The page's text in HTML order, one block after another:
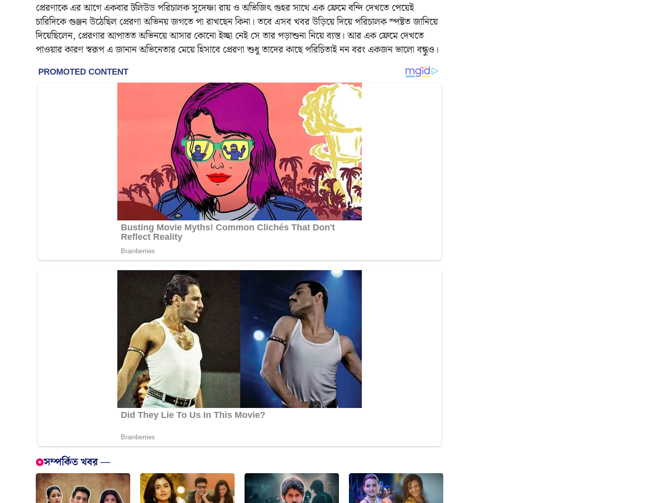
প্রেরণাকে এর আগে একবার টলিউড পরিচালক সুদেষ্ণা রায় ও অভিজিৎ গুহর সাথে এক ফ্রেমে বন্দি দেখতে পেয়েই
চারিদিকে গুঞ্জন উঠেছিল প্রেরণা অভিনয় জগতে পা রাখছেন কিনা। তবে এসব খবর উড়িয়ে দিয়ে পরিচালক স্পষ্টত জানিয়ে
দিয়েছিলেন, প্রেরণার আপাতত অভিনয়ে আসার কোনো ইচ্ছা নেই সে তার পড়াশুনা নিয়ে ব্যস্ত। আর এক ফ্রেমে দেখতে
পাওয়ার কারণ স্বরূপ এ জানান অভিনেতার মেয়ে হিসাবে প্রেরণা শুধু তাদের কাছে পরিচিতাই নন বরং একজন ভালো বন্ধুও।
সম্পর্কিত খবর —